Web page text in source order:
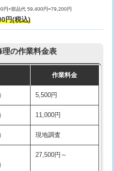
27,500円
38,500円
38,500円
現場見積
16,500円
ッキ
16,500円+材料費
11,000円+材料費
13,200円
16,500円
栓） 16,500円
16,500円
円+部品代 59,400円=79,200円
円(税込)
の作業料金表
作業料金
5,500円
11,000円
現地調査
27,500円～